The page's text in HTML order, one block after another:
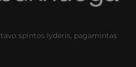
spintos lyderis, pagamintas